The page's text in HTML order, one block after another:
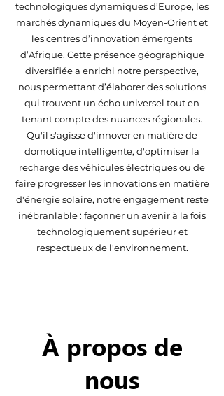
technologiques dynamiques d’Europe, les
marchés dynamiques du Moyen-Orient et
les centres d’innovation émergents
d’Afrique. Cette présence géographique
diversifiée a enrichi notre perspective,
nous permettant d’élaborer des solutions
qui trouvent un écho universel tout en
tenant compte des nuances régionales.
Qu'il s'agisse d'innover en matière de
domotique intelligente, d'optimiser la
recharge des véhicules électriques ou de
faire progresser les innovations en matière
d'énergie solaire, notre engagement reste
inébranlable : façonner un avenir à la fois
technologiquement supérieur et
respectueux de l'environnement.​
À propos de
nous